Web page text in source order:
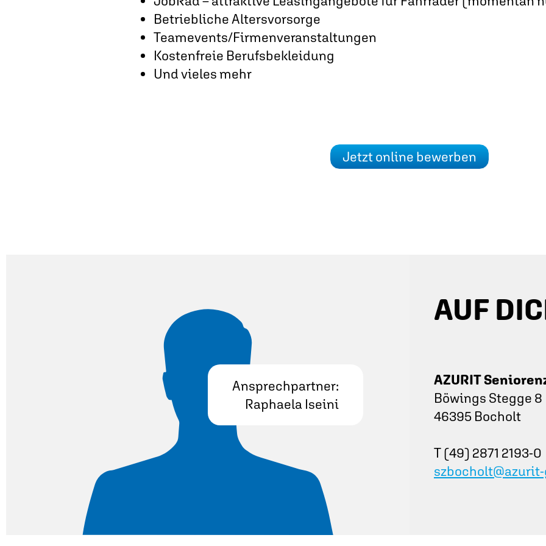
Betriebliche Altersvorsorge
Teamevents/Firmenveranstaltungen
Kostenfreie Berufsbekleidung
Und vieles mehr
Jetzt online bewerben
Ansprechpartner:
Raphaela Iseini
AUF
AZURIT
Böwings Stegge 8
46395 Bocholt
T (49) 2871 2193-0